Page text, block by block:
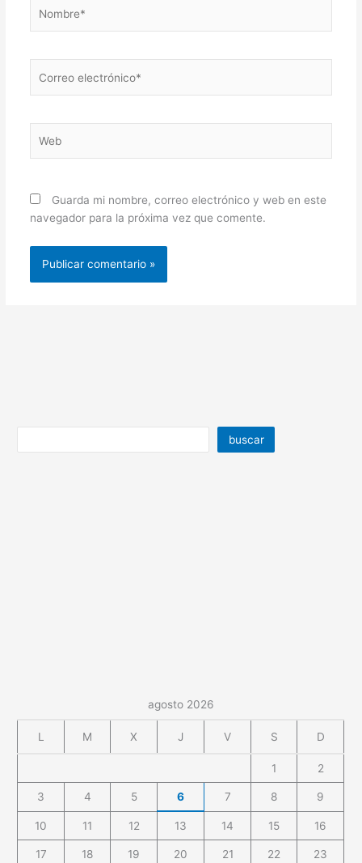
electrónico*
Guarda mi nombre, correo electrónico y web en este
navegador para la próxima vez que comente.
buscar
agosto 2026
L M X J V S D
1 2
3 4 5 6 7 8 9
10 11 12 13 14 15 16
17 18 19 20 21 22 23